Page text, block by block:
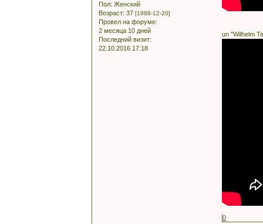
Пол: Женский
Возраст: 37 [1988-12-20]
Провел на форуме:
2 месяца 10 дней
Последний визит:
22.10.2016 17:18
un "Wilhelm
0